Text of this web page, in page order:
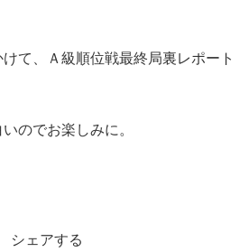
て、Ａ級順位戦最終局裏レポート
のでお楽しみに。
シェアする